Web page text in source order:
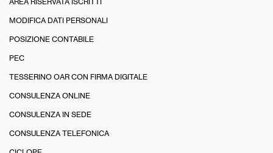
MODIFICA DATI PERSONALI
POSIZIONE CONTABILE
PEC
TESSERINO OAR CON FIRMA DIGITALE
CONSULENZA ONLINE
CONSULENZA IN SEDE
CONSULENZA TELEFONICA